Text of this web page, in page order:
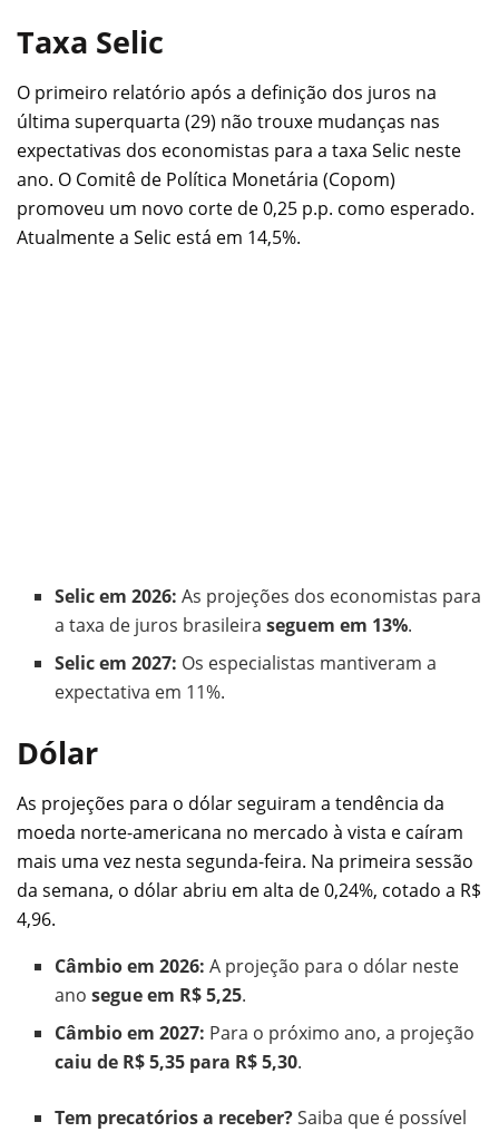
Taxa Selic
O primeiro relatório após a definição dos juros na
última superquarta (29) não trouxe mudanças nas
expectativas dos economistas para a taxa Selic neste
ano. O Comitê de Política Monetária (Copom)
promoveu um novo corte de 0,25 p.p. como esperado.
Atualmente a Selic está em 14,5%.
Selic em 2026: As projeções dos economistas para
a taxa de juros brasileiraseguem em 13%.
Selic em 2027: Os especialistas mantiveram a
expectativa em 11%.
Dólar
As projeções para o dólar seguiram a tendência da
moeda norte-americana no mercado à vista e caíram
mais uma vez nesta segunda-feira. Na primeira sessão
da semana, o dólar abriu em alta de 0,24%, cotado a R$
4,96.
Câmbio em 2026: A projeção para o dólar neste
anosegue em R$ 5,25.
Câmbio em 2027: Para o próximo ano, a projeção
caiu de R$ 5,35 para R$ 5,30.
Tem precatórios a receber?Saiba que é possível